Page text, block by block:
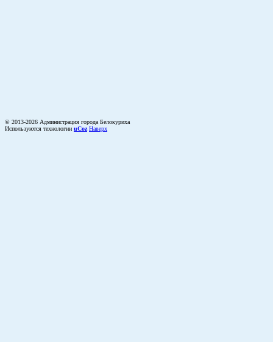
© 2013-2026 Администрация города Белокуриха
Используются технологии uCoz Наверх